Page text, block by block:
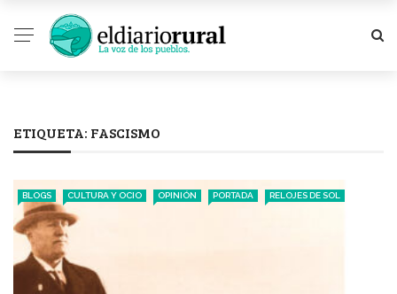
ETIQUETA: FASCISMO
BLOGS CULTURA Y OCIO OPINIÓN PORTADA RELOJES DE SOL